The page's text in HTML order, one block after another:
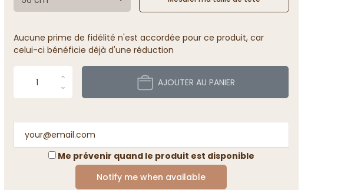
Aucune prime de fidélité n'est accordée pour ce produit, car
celui-ci bénéficie déjà d'une réduction
AJOUTER AU PANIER
Me prévenir quand le produit est disponible
Notify me when available